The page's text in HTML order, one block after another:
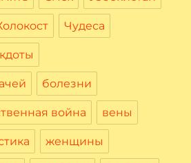
Чудеса
болезни
война вены
женщины